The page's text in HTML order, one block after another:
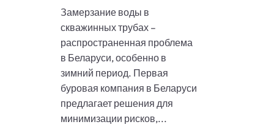
Замерзание воды в
скважинных трубах –
распространенная проблема
в Беларуси, особенно в
зимний период. Первая
буровая компания в Беларуси
предлагает решения для
минимизации рисков,...